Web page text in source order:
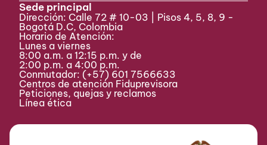
Sede principal
Dirección: Calle 72 # 10-03 | Pisos 4, 5, 8, 9 -
Bogotá D.C, Colombia
Horario de Atención:
Lunes a viernes
8:00 a.m. a 12:15 p.m. y de
2:00 p.m. a 4:00 p.m.
Conmutador: (+57) 601 7566633
Centros de atención Fiduprevisora
Peticiones, quejas y reclamos
Línea ética